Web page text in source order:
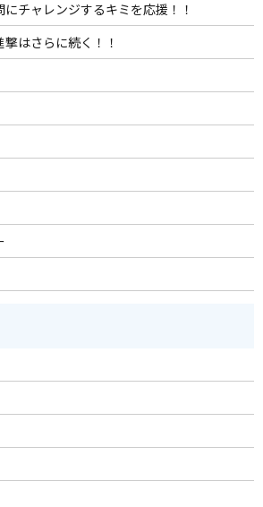
チャレンジするキミを応援！！
はさらに続く！！